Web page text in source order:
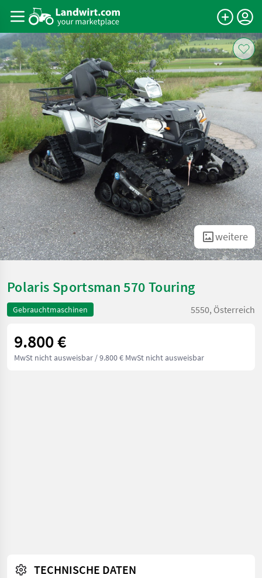
weitere
Polaris Sportsman 570 Touring
Gebrauchtmaschinen 5550, Österreich
9.800 €
MwSt nicht ausweisbar / 9.800 € MwSt nicht ausweisbar
TECHNISCHE DATEN